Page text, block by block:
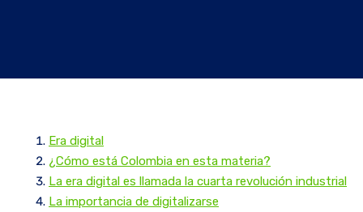
Era digital
¿Cómo está Colombia en esta materia?
La era digital es llamada la cuarta revolución industrial
La importancia de digitalizarse